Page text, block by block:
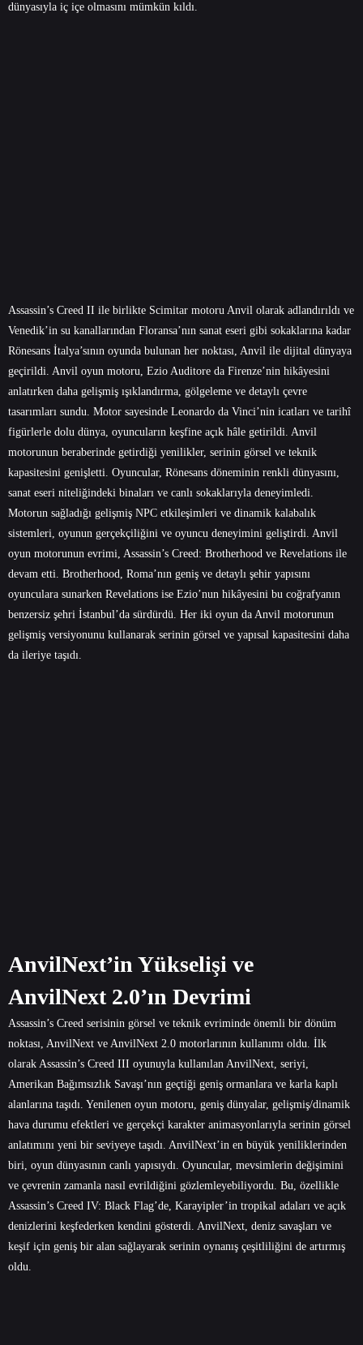
dünyasıyla iç içe olmasını mümkün kıldı.
Assassin’s Creed II ile birlikte Scimitar motoru Anvil olarak adlandırıldı ve
Venedik’in su kanallarından Floransa’nın sanat eseri gibi sokaklarına kadar
Rönesans İtalya’sının oyunda bulunan her noktası, Anvil ile dijital dünyaya
geçirildi. Anvil oyun motoru, Ezio Auditore da Firenze’nin hikâyesini
anlatırken daha gelişmiş ışıklandırma, gölgeleme ve detaylı çevre
tasarımları sundu. Motor sayesinde Leonardo da Vinci’nin icatları ve tarihî
figürlerle dolu dünya, oyuncuların keşfine açık hâle getirildi. Anvil
motorunun beraberinde getirdiği yenilikler, serinin görsel ve teknik
kapasitesini genişletti. Oyuncular, Rönesans döneminin renkli dünyasını,
sanat eseri niteliğindeki binaları ve canlı sokaklarıyla deneyimledi.
Motorun sağladığı gelişmiş NPC etkileşimleri ve dinamik kalabalık
sistemleri, oyunun gerçekçiliğini ve oyuncu deneyimini geliştirdi. Anvil
oyun motorunun evrimi, Assassin’s Creed: Brotherhood ve Revelations ile
devam etti. Brotherhood, Roma’nın geniş ve detaylı şehir yapısını
oyunculara sunarken Revelations ise Ezio’nun hikâyesini bu coğrafyanın
benzersiz şehri İstanbul’da sürdürdü. Her iki oyun da Anvil motorunun
gelişmiş versiyonunu kullanarak serinin görsel ve yapısal kapasitesini daha
da ileriye taşıdı.
AnvilNext’in Yükselişi ve
AnvilNext 2.0’ın Devrimi
Assassin’s Creed serisinin görsel ve teknik evriminde önemli bir dönüm
noktası, AnvilNext ve AnvilNext 2.0 motorlarının kullanımı oldu. İlk
olarak Assassin’s Creed III oyunuyla kullanılan AnvilNext, seriyi,
Amerikan Bağımsızlık Savaşı’nın geçtiği geniş ormanlara ve karla kaplı
alanlarına taşıdı. Yenilenen oyun motoru, geniş dünyalar, gelişmiş/dinamik
hava durumu efektleri ve gerçekçi karakter animasyonlarıyla serinin görsel
anlatımını yeni bir seviyeye taşıdı. AnvilNext’in en büyük yeniliklerinden
biri, oyun dünyasının canlı yapısıydı. Oyuncular, mevsimlerin değişimini
ve çevrenin zamanla nasıl evrildiğini gözlemleyebiliyordu. Bu, özellikle
Assassin’s Creed IV: Black Flag’de, Karayipler’in tropikal adaları ve açık
denizlerini keşfederken kendini gösterdi. AnvilNext, deniz savaşları ve
keşif için geniş bir alan sağlayarak serinin oynanış çeşitliliğini de artırmış
oldu.